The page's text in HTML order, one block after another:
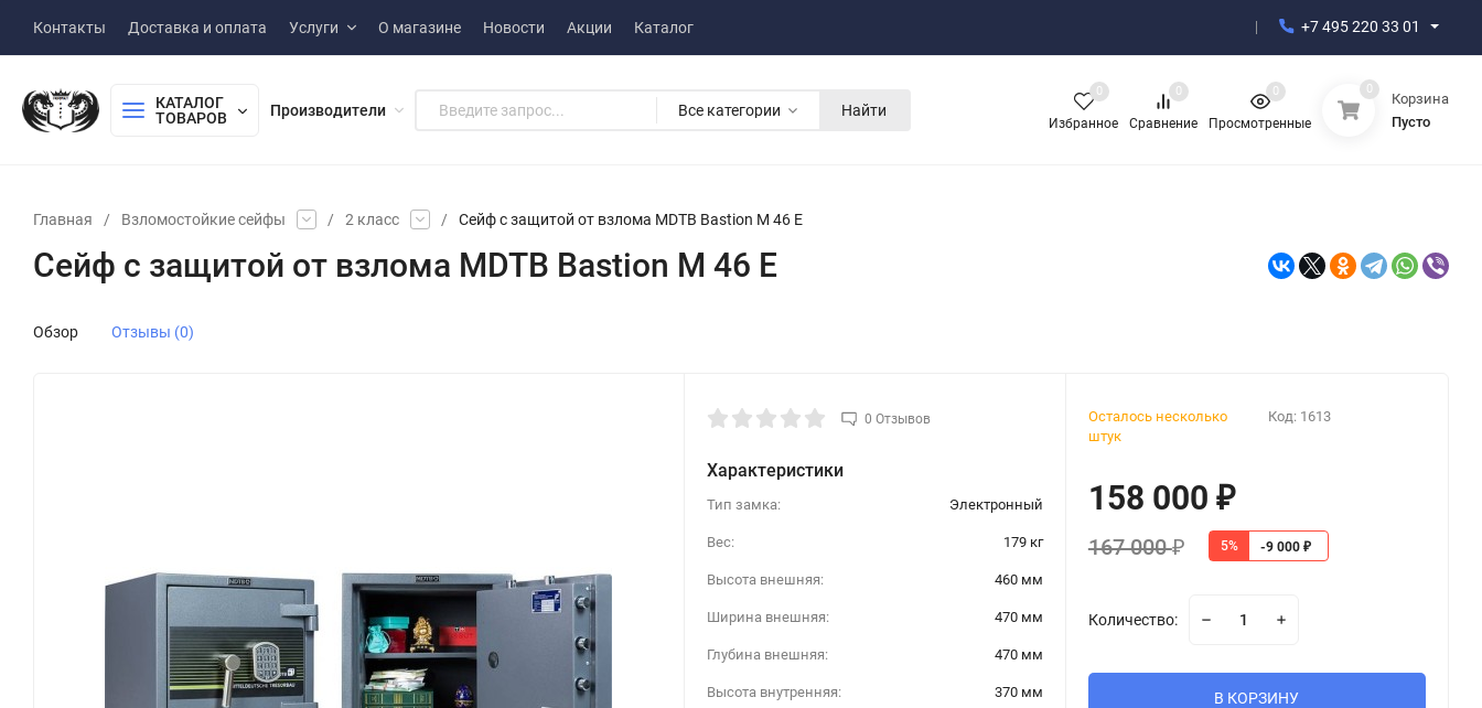
Контакты Доставка и оплата Услуги О магазине Новости Акции Каталог +7 495 220 33 01
КАТАЛОГ
ТОВАРОВ
Производители Все категории Найти
Избранное
0
Сравнение
0
Просмотренные
0 0
Корзина
Пусто
Главная / Взломостойкие сейфы / 2 класс / Сейф с защитой от взлома MDTB Bastion M 46 E
Сейф с защитой от взлома MDTB Bastion M 46 E
Обзор Отзывы (0)
0 Отзывов
Характеристики
Тип замка: Электронный
Вес: 179 кг
Высота внешняя: 460 мм
Ширина внешняя: 470 мм
Глубина внешняя: 470 мм
Высота внутренняя: 370 мм
Осталось несколько
штук
Код: 1613
158 000 ₽
167 000₽ 5% -9 000 ₽
Количество:
В КОРЗИНУ